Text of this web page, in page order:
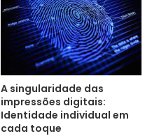
A singularidade das
impressões digitais:
Identidade individual em
cada toque